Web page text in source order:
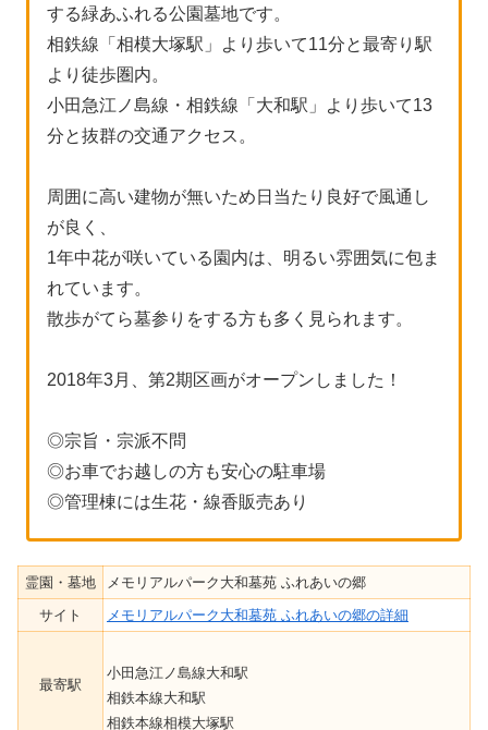
する緑あふれる公園墓地です。
相鉄線「相模大塚駅」より歩いて11分と最寄り駅
より徒歩圏内。
小田急江ノ島線・相鉄線「大和駅」より歩いて13
分と抜群の交通アクセス。
周囲に高い建物が無いため日当たり良好で風通し
が良く、
1年中花が咲いている園内は、明るい雰囲気に包ま
れています。
散歩がてら墓参りをする方も多く見られます。
2018年3月、第2期区画がオープンしました！
◎宗旨・宗派不問
◎お車でお越しの方も安心の駐車場
◎管理棟には生花・線香販売あり
霊園・墓地
メモリアルパーク大和墓苑 ふれあいの郷
サイト
メモリアルパーク大和墓苑 ふれあいの郷の詳細
最寄駅
小田急江ノ島線大和駅
相鉄本線大和駅
相鉄本線相模大塚駅